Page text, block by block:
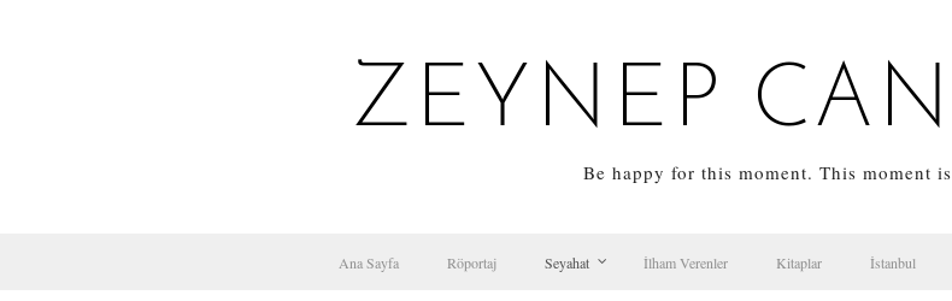
ZEYNEP
Be happy for this moment. This moment
Ana Sayfa Röportaj Seyahat İlham Verenler Kitaplar İstanbul